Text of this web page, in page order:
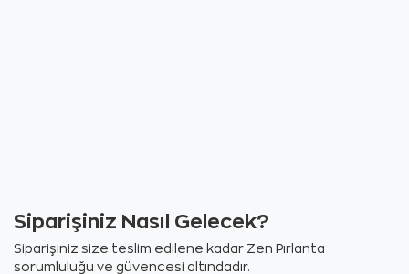
Siparişiniz Nasıl Gelecek?
Siparişiniz size teslim edilene kadar Zen Pırlanta
sorumluluğu ve güvencesi altındadır.